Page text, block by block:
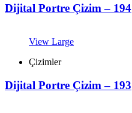
Dijital Portre Çizim – 194
View Large
Çizimler
Dijital Portre Çizim – 193